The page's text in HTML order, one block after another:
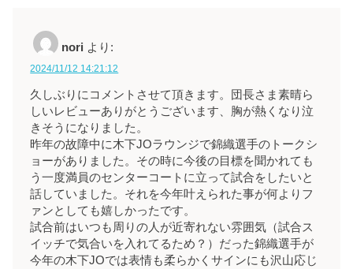
nori より:
2024/11/12 14:21:12
久しぶりにコメントさせて頂きます。団長さま素晴ら
しいレビューありがとうございます、胸が熱くなり泣
きそうになりました。
昨年の故障中に木下JOラウンジで錦織選手のトークシ
ョーがありました。その時に今後の目標を聞かれても
う一度満員のセンターコートに立って試合をしたいと
話していました。それを今年叶えられた事が何よりフ
ァンとしても嬉しかったです。
試合前はいつも周りの人が近寄れない雰囲気（試合ス
イッチで気合いを入れてるため？）だった錦織選手が
今年の木下JOでは表情も柔らかくサインにも沢山応じ